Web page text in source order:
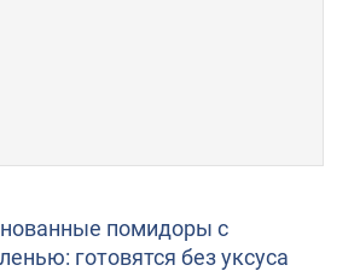
помидоры с
готовятся без уксуса